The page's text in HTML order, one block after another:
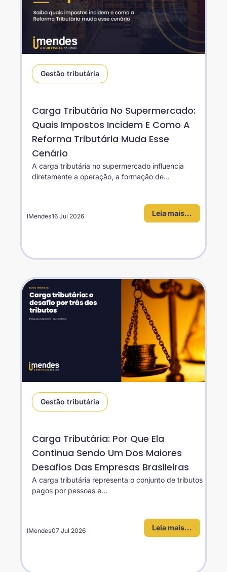
Gestão tributária
Carga Tributária No Supermercado:
Quais Impostos Incidem E Como A
Reforma Tributária Muda Esse
Cenário
A carga tributária no supermercado influencia
diretamente a operação, a formação de...
Leia mais...
IMendes16 Jul 2026
Gestão tributária
Carga Tributária: Por Que Ela
Continua Sendo Um Dos Maiores
Desafios Das Empresas Brasileiras
A carga tributária representa o conjunto de tributos
pagos por pessoas e...
Leia mais...
IMendes07 Jul 2026